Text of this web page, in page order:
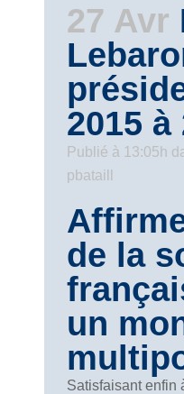
27 Avr
2015 à
Publié à 13:05h
pbataill
de la
un
Satisfaisant enfin